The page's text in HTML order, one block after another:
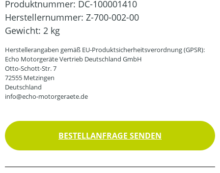
Produktnummer: DC-100001410
Herstellernummer: Z-700-002-00
Gewicht: 2 kg
Herstellerangaben gemäß EU-Produktsicherheitsverordnung (GPSR):
Echo Motorgeräte Vertrieb Deutschland GmbH
Otto-Schott-Str. 7
72555 Metzingen
Deutschland
info@echo-motorgeraete.de
BESTELLANFRAGE SENDEN